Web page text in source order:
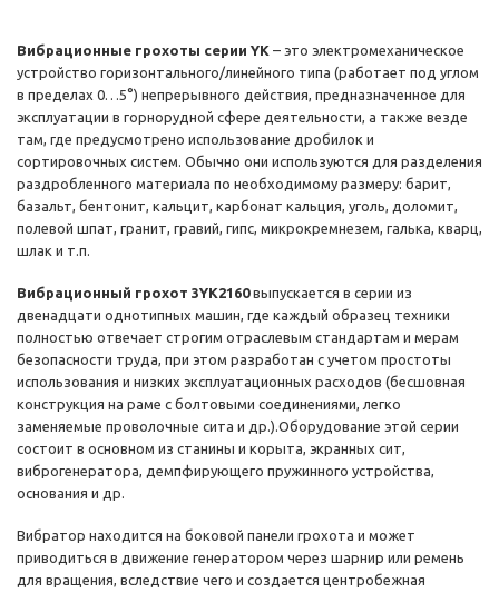
Вибрационные грохоты серии YK – это электромеханическое
устройство горизонтального/линейного типа (работает под углом
в пределах 0…5°) непрерывного действия, предназначенное для
эксплуатации в горнорудной сфере деятельности, а также везде
там, где предусмотрено использование дробилок и
сортировочных систем. Обычно они используются для разделения
раздробленного материала по необходимому размеру: барит,
базальт, бентонит, кальцит, карбонат кальция, уголь, доломит,
полевой шпат, гранит, гравий, гипс, микрокремнезем, галька, кварц,
шлак и т.п.
Вибрационный грохот 3YK2160выпускается в серии из
двенадцати однотипных машин, где каждый образец техники
полностью отвечает строгим отраслевым стандартам и мерам
безопасности труда, при этом разработан с учетом простоты
использования и низких эксплуатационных расходов (бесшовная
конструкция на раме с болтовыми соединениями, легко
заменяемые проволочные сита и др.).Оборудование этой серии
состоит в основном из станины и корыта, экранных сит,
виброгенератора, демпфирующего пружинного устройства,
основания и др.
Вибратор находится на боковой панели грохота и может
приводиться в движение генератором через шарнир или ремень
для вращения, вследствие чего и создается центробежная